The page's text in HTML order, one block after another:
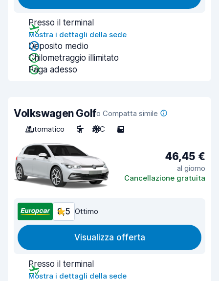
Presso il terminal
Mostra i dettagli della sede
Deposito medio
Chilometraggio illimitato
Paga adesso
Volkswagen Golfo Compatta simile
Automatico
5 A/C 5
46,45 €
al giorno
Cancellazione gratuita
8,5 Ottimo
Visualizza offerta
Presso il terminal
Mostra i dettagli della sede